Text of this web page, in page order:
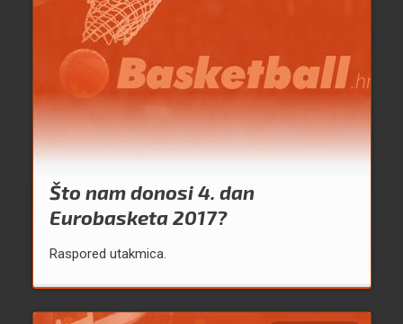
Što nam donosi 4. dan
Eurobasketa 2017?
Raspored utakmica.